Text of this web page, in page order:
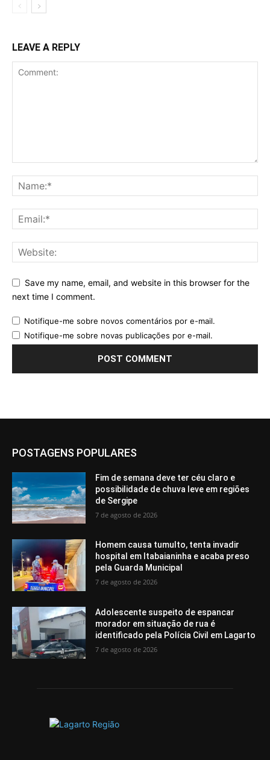
LEAVE A REPLY
Save my name, email, and website in this browser for the
next time I comment.
Notifique-me sobre novos comentários por e-mail.
Notifique-me sobre novas publicações por e-mail.
POSTAGENS POPULARES
Fim de semana deve ter céu claro e
possibilidade de chuva leve em regiões
de Sergipe
7 de agosto de 2026
Homem causa tumulto, tenta invadir
hospital em Itabaianinha e acaba preso
pela Guarda Municipal
7 de agosto de 2026
Adolescente suspeito de espancar
morador em situação de rua é
identificado pela Polícia Civil em Lagarto
7 de agosto de 2026